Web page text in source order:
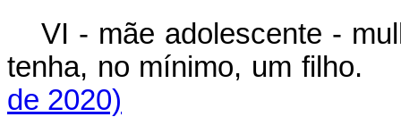
VI - mãe adolescente -
tenha, no mínimo, um
de 2020)